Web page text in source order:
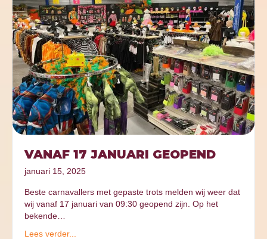
VANAF 17 JANUARI GEOPEND
januari 15, 2025
Beste carnavallers met gepaste trots melden wij weer dat
wij vanaf 17 januari van 09:30 geopend zijn. Op het
bekende…
Lees verder...